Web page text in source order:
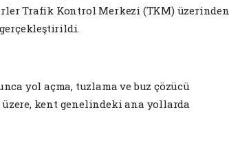
Trafik Kontrol Merkezi (TKM) üzerinden
yol açma, tuzlama ve buz çözücü
kent genelindeki ana yollarda